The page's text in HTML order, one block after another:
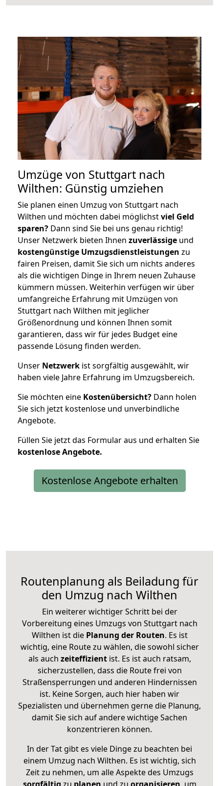
Umzüge von Stuttgart nach
Wilthen: Günstig umziehen
Sie planen einen Umzug von Stuttgart nach
Wilthen und möchten dabei möglichstviel Geld
sparen? Dann sind Sie bei uns genau richtig!
Unser Netzwerk bieten Ihnen zuverlässige und
kostengünstige Umzugsdienstleistungen zu
fairen Preisen, damit Sie sich um nichts anderes
als die wichtigen Dinge in Ihrem neuen Zuhause
kümmern müssen. Weiterhin verfügen wir über
umfangreiche Erfahrung mit Umzügen von
Stuttgart nach Wilthen mit jeglicher
Größenordnung und können Ihnen somit
garantieren, dass wir für jedes Budget eine
passende Lösung finden werden.
Unser Netzwerk ist sorgfältig ausgewählt, wir
haben viele Jahre Erfahrung im Umzugsbereich.
Sie möchten eine Kostenübersicht? Dann holen
Sie sich jetzt kostenlose und unverbindliche
Angebote.
Füllen Sie jetzt das Formular aus und erhalten Sie
kostenloseAngebote.
Kostenlose Angebote erhalten
Routenplanung als Beiladung für
den Umzug nach Wilthen
Ein weiterer wichtiger Schritt bei der
Vorbereitung eines Umzugs von Stuttgart nach
Wilthen ist diePlanung der Routen. Es ist
wichtig, eine Route zu wählen, die sowohl sicher
als auch zeiteffizientist. Es ist auch ratsam,
sicherzustellen, dass die Route frei von
Straßensperrungen und anderen Hindernissen
ist. Keine Sorgen, auch hier haben wir
Spezialisten und übernehmen gerne die Planung,
damit Sie sich auf andere wichtige Sachen
konzentrieren können.
In der Tat gibt es viele Dinge zu beachten bei
einem Umzug nach Wilthen. Es ist wichtig, sich
Zeit zu nehmen, um alle Aspekte des Umzugs